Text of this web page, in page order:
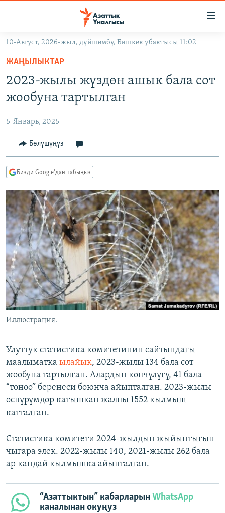
Навигацияга
өтүңүз
салыңызКЫРГЫЗСТАН
ЭКОНОМИКА
МАДАНИЯТ
ДҮЙНӨ
БОРБОР АЗИЯ
УКРАИНА
АТАЙЫН ИЛИКТӨӨ
ТВ ПРОГРАММАЛАР
ЭКСПЕРТТЕР ТАЛДАЙТ
БИЗ ЖАНА ДҮЙНӨ
ДАНИСТЕ
ЭЖЕ-СИҢДИЛЕР
АЗАТТЫК+
ЫҢГАЙСЫЗ СУРООЛОР
ӨЗГӨЧӨ ПИКИР
Русский
ОНЛАЙН ШЕРИНЕ
ЭЕ/АРнун бардык сайттары
10-Август, 2026-жыл, дүйшөмбү, Бишкек убактысы 11:02
ЖАҢЫЛЫКТАР
2023-жылы жүздөн ашык бала сот
жообуна тартылган
5-Январь, 2025
Бөлүшүңүз
Бизди Google'дан табыңыз
Иллюстрация.
Улуттук статистика комитетинин сайтындагы
маалыматка ылайык, 2023-жылы 134 бала сот
жообуна тартылган. Алардын көпчүлүгү, 41 бала
“тоноо” беренеси боюнча айыпталган. 2023-жылы
өспүрүмдөр катышкан жалпы 1552 кылмыш
катталган.
Статистика комитети 2024-жылдын жыйынтыгын
чыгара элек. 2022-жылы 140, 2021-жылы 262 бала
ар кандай кылмышка айыпталган.
“Азаттыктын” кабарларынWhatsApp
каналынан окуңуз